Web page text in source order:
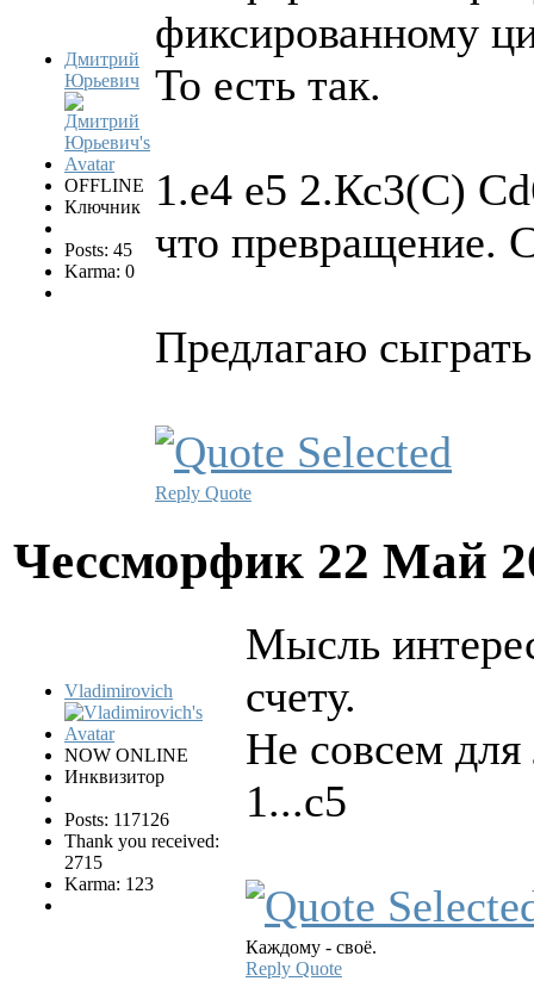
Дмитрий
Юрьевич
OFFLINE
Ключник
Posts: 45
Karma: 0
фиксированному
То есть так.
1.е4 е5 2.Кс3(С)
что превращение.
Предлагаю
Reply Quote
Чессморфик 22 Май
Vladimirovich
NOW ONLINE
Инквизитор
Posts: 117126
Thank you received:
2715
Karma: 123
Мысль
счету.
Не совсем
1...c5
Каждому - своё.
Reply Quote